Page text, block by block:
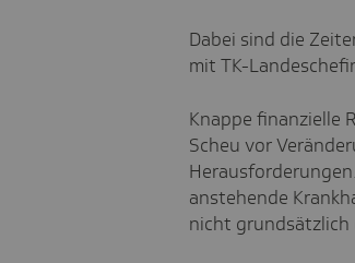
Dabei sind die
mit TK-
Knappe finanzielle
Scheu vor
anstehende
nicht grundsätzlich